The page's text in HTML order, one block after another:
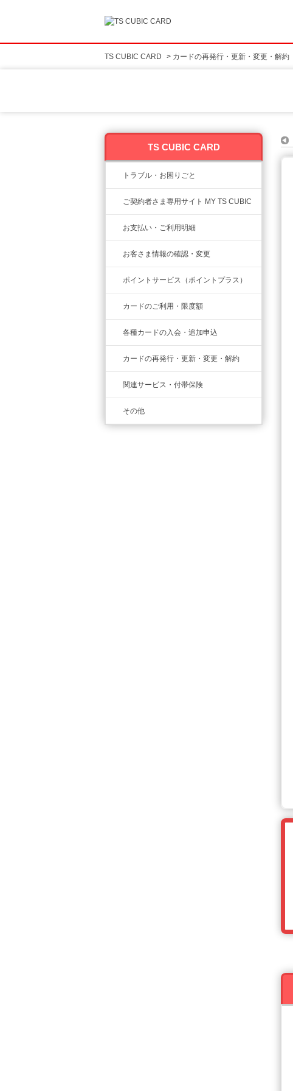
TS CUBIC CARD > カードの再発行・更新・変更・解約
TS CUBIC CARD
トラブル・お困りごと
ご契約者さま専用サイト MY TS CUBIC
お支払い・ご利用明細
お客さま情報の確認・変更
ポイントサービス（ポイントプラス）
カードのご利用・限度額
各種カードの入会・追加申込
カードの再発行・更新・変更・解約
関連サービス・付帯保険
その他